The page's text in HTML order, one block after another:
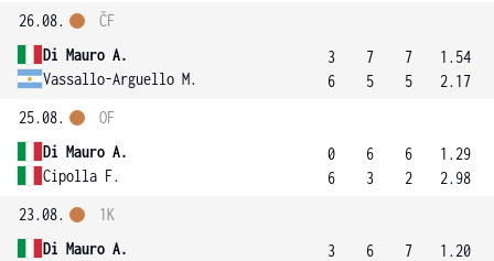
26.08.
Di Mauro A.
Vassallo-Arguello M.
ČF
3
6
7
5
7
5
1.54
2.17
25.08.
Di Mauro A.
Cipolla F.
OF
0
6
6
3
6
2
1.29
2.98
23.08.
Di Mauro A.
1K
3
6
7
1.20